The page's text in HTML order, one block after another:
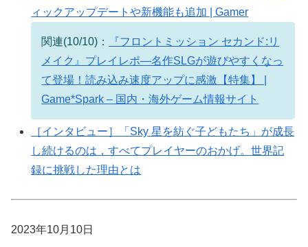
ィックアップデートや新機能も追加 | Gamer
関連(10/10)：
『フロントミッション セカンド:リ
メイク』プレイレポ―名作SLGが遊びやすくなっ
て登場！読み込み速度アップに感激【特集】 |
Game*Spark – 国内・海外ゲーム情報サイト
［インタビュー］「Sky 星を紡ぐ子どもたち」が成長
し続けるのは，すべてプレイヤーのおかげ。世界記
録に挑戦した理由とは
2023年10月10日